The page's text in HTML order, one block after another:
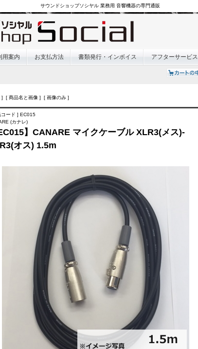
サウンドショップソシヤル 業務用 音響機器の専門通販
用案内 お支払方法 書類発行・インボイス アフターサービス
] [ 商品名と画像 ] [ 画像のみ ]
コード ] EC015
(カナレ)
EC015】CANARE マイクケーブル XLR3(メス)-
オス) 1.5m